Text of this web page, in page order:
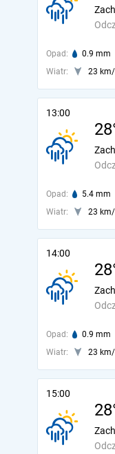
Opad: 0.9 mm
Wiatr:
23
13:00
Opad: 5.4 mm
Wiatr:
23
14:00
Opad: 0.9 mm
Wiatr:
23
15:00